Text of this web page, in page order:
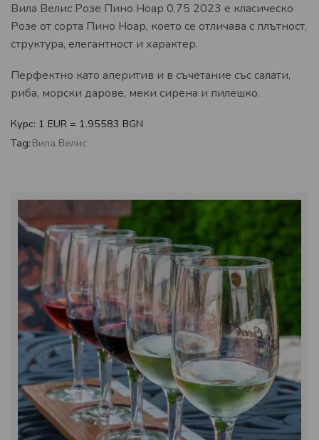
Вила Велис Розе Пино Ноар 0.75 2023 е класическо
Розе от сорта Пино Ноар, което се отличава с плътност,
структура, елегантност и характер.
Перфектно като аперитив и в съчетание със салати,
риба, морски дарове, меки сирена и пилешко.
Курс: 1 EUR = 1.95583 BGN
Tag: Вила Велис